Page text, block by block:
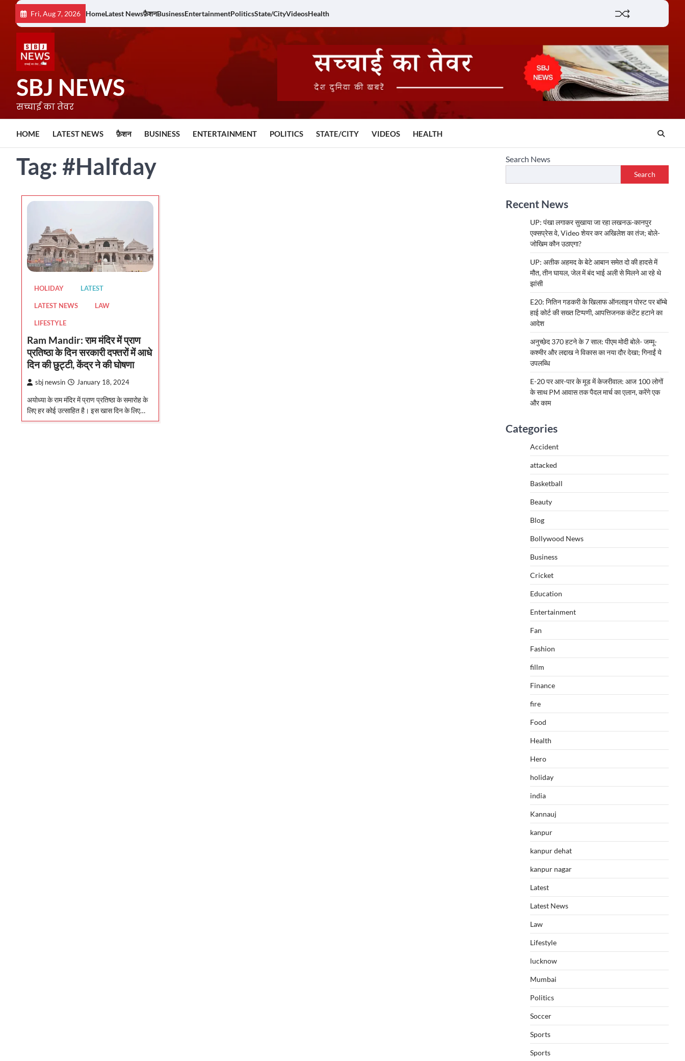
content
Fri, Aug 7, 2026 HomeLatest Newsफ़ैशनBusinessEntertainmentPoliticsState/CityVideosHealth
SBJ NEWS
सच्चाई का तेवर
HOME LATEST NEWS फ़ैशन BUSINESS ENTERTAINMENT POLITICS STATE/CITY VIDEOS HEALTH
Tag: #Halfday
HOLIDAY LATEST
LATEST NEWS LAW
LIFESTYLE
Ram Mandir: राम मंदिर में प्राण
प्रतिष्ठा के दिन सरकारी दफ्तरों में आधे
दिन की छुट्टी, केंद्र ने की घोषणा
sbj newsin January 18, 2024
अयोध्या के राम मंदिर में प्राण प्रतिष्ठा के समारोह के
लिए हर कोई उत्साहित है। इस खास दिन के लिए…
Search News
Search
Recent News
UP: पंखा लगाकर सुखाया जा रहा लखनऊ-कानपुर
एक्सप्रेस वे, Video शेयर कर अखिलेश का तंज; बोले-
जोखिम कौन उठाएगा?
UP: अतीक अहमद के बेटे आबान समेत दो की हादसे में
मौत, तीन घायल, जेल में बंद भाई अली से मिलने आ रहे थे
झांसी
E20: नितिन गडकरी के खिलाफ ऑनलाइन पोस्ट पर बॉम्बे
हाई कोर्ट की सख्त टिप्पणी, आपत्तिजनक कंटेंट हटाने का
आदेश
अनुच्छेद 370 हटने के 7 साल: पीएम मोदी बोले- जम्मू-
कश्मीर और लद्दाख ने विकास का नया दौर देखा; गिनाईं ये
उपलब्धि
E-20 पर आर-पार के मूड में केजरीवाल: आज 100 लोगों
के साथ PM आवास तक पैदल मार्च का एलान, करेंगे एक
और काम
Categories
Accident
attacked
Basketball
Beauty
Blog
Bollywood News
Business
Cricket
Education
Entertainment
Fan
Fashion
fillm
Finance
fire
Food
Health
Hero
holiday
india
Kannauj
kanpur
kanpur dehat
kanpur nagar
Latest
Latest News
Law
Lifestyle
lucknow
Mumbai
Politics
Soccer
Sports
Sports